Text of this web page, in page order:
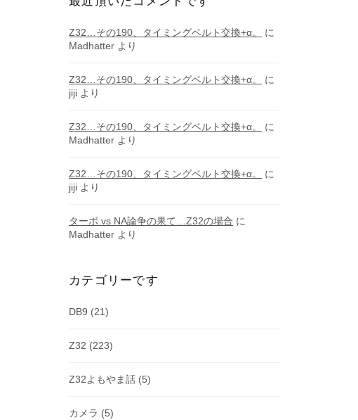
Z32…その190、タイミングベルト交換+α。
に
Madhatter より
Z32…その190、タイミングベルト交換+α。
に
jiji より
Z32…その190、タイミングベルト交換+α。
に
Madhatter より
Z32…その190、タイミングベルト交換+α。
に
jiji より
ターボ vs NA論争の果て…Z32の場合 に
Madhatter より
カテゴリーです
DB9 (21)
Z32 (223)
Z32よもやま話 (5)
カメラ (5)